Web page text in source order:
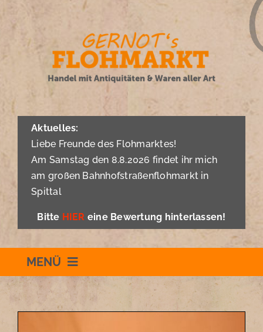
Inhalt
springen
Aktuelles:
Liebe Freunde des Flohmarktes!
Am Samstag den 8.8.2026 findet ihr mich
am großen Bahnhofstraßenflohmarkt in
Spittal
Bitte HIER eine Bewertung hinterlassen!
MENÜ
Willkommen